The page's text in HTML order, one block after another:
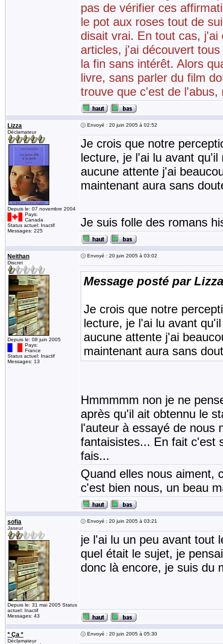
pas de vérifier ces
le pot aux roses tout de
disait vrai. En tout cas,
articles, j'ai découvert
la fin sans intérêt. Alors
livre, sans parler du film
trouve que c'est de
Lizza
Déclamateur
Depuis le: 07 novembre 2004
Pays:
Canada
Status actuel: Inactif
Messages: 225
Envoyé : 20 juin 2005 à 02:52
Je crois que notre
lecture, je l'ai lu avant
aucune attente j'ai
maintenant aura sans
Je suis folle des romans
Neithan
Discret
Depuis le: 08 juin 2005
Pays:
France
Status actuel: Inactif
Messages: 13
Envoyé : 20 juin 2005 à 03:02
Message posté par Lizza
Je crois que notre
lecture, je l'ai lu avant
aucune attente j'ai
maintenant aura sans
Hmmmmm non je ne
après qu'il ait obtennu le
l'auteur à essayé de nous
fantaisistes... En fait c'est
fais...
Quand elles nous aiment,
c'est bien nous, un beau
sofia
Jaseur
Depuis le: 31 mai 2005 Status
actuel: Inactif
Messages: 43
Envoyé : 20 juin 2005 à 03:21
je l'ai lu un peu avant tout
quel était le sujet, je
donc là encore, je suis du
* Ça *
Déclamateur
Envoyé : 20 juin 2005 à 05:30